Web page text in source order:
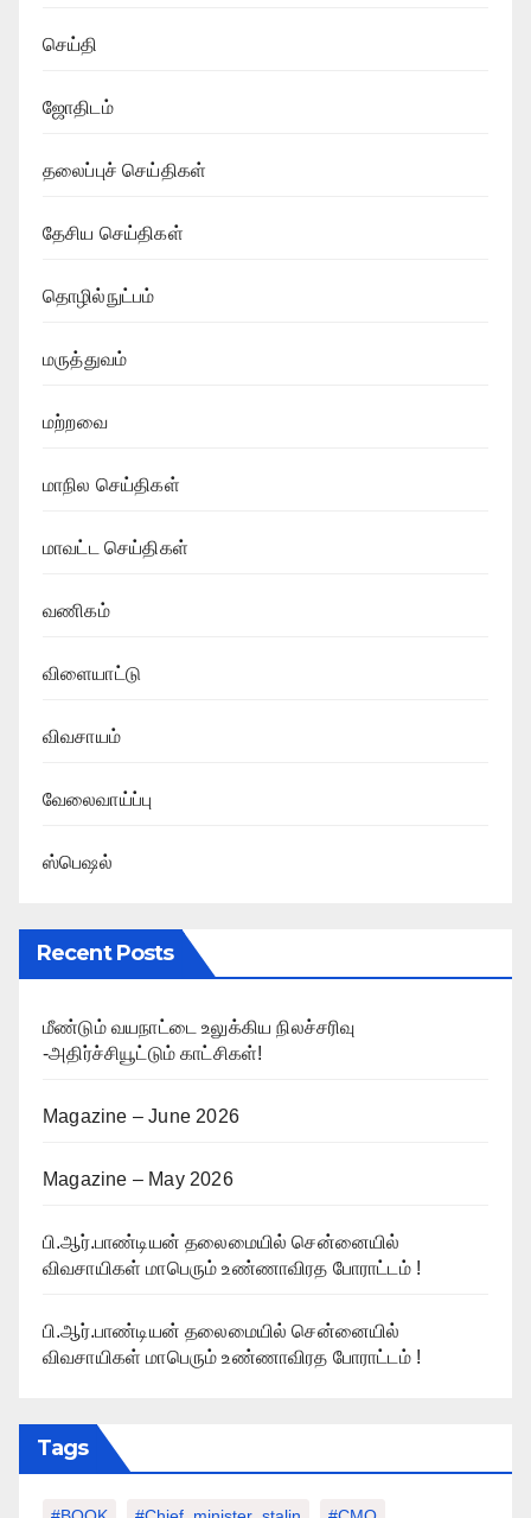
செய்தி
ஜோதிடம்
தலைப்புச் செய்திகள்
தேசிய செய்திகள்
தொழில்நுட்பம்
மருத்துவம்
மற்றவை
மாநில செய்திகள்
மாவட்ட செய்திகள்
வணிகம்
விளையாட்டு
விவசாயம்
வேலைவாய்ப்பு
ஸ்பெஷல்
Recent Posts
மீண்டும் வயநாட்டை உலுக்கிய நிலச்சரிவு
-அதிர்ச்சியூட்டும் காட்சிகள்!
Magazine – June 2026
Magazine – May 2026
பி.ஆர்.பாண்டியன் தலைமையில் சென்னையில்
விவசாயிகள் மாபெரும் உண்ணாவிரத போராட்டம் !
பி.ஆர்.பாண்டியன் தலைமையில் சென்னையில்
விவசாயிகள் மாபெரும் உண்ணாவிரத போராட்டம் !
Tags